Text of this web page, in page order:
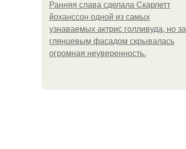
Ранняя слава сделала Скарлетт
йоханссон одной из самых
узнаваемых актрис голливуда, но за
глянцевым фасадом скрывалась
огромная неуверенность.